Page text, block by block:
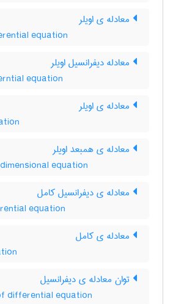
معادله ی اویلر
equation
معادله دیفرانسیل اویلر
equation
معادله ی اویلر
معادله ی همبعد اویلر
equation
معادله ی دیفرانسیل کامل
equation
معادله ی کامل
توان معادله ی دیفرانسیل
differential equation